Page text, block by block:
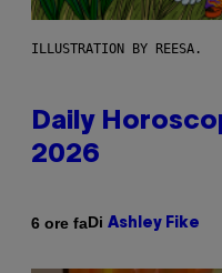
ILLUSTRATION BY REESA.
Daily
2026
6 ore faDi Ashley Fike